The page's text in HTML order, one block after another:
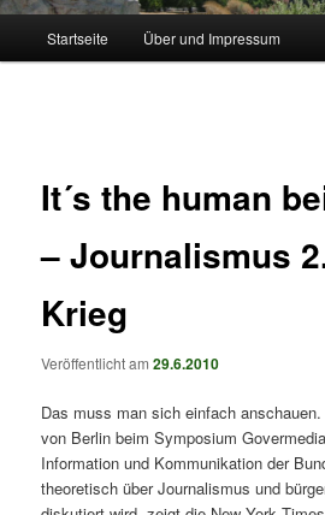
Startseite Über und Impressum
It´s the human
– Journalismus
Krieg
Veröffentlicht am29.6.2010
Das muss man sich einfach
von Berlin beim Symposium
Information und Kommunikation der
theoretisch über Journalismus und